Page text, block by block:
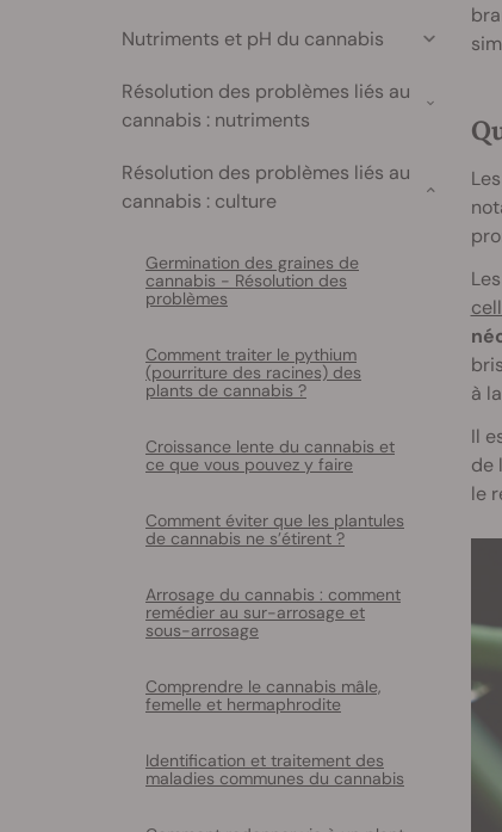
à
Il
de
le
Nutriments et pH du cannabis
Résolution des problèmes liés au
cannabis : nutriments
Résolution des problèmes liés au
cannabis : culture
Germination des graines de
cannabis - Résolution des
problèmes
Comment traiter le pythium
(pourriture des racines) des
plants de cannabis ?
Croissance lente du cannabis et
ce que vous pouvez y faire
Comment éviter que les plantules
de cannabis ne s’étirent ?
Arrosage du cannabis : comment
remédier au sur-arrosage et
sous-arrosage
Comprendre le cannabis mâle,
femelle et hermaphrodite
Identification et traitement des
maladies communes du cannabis